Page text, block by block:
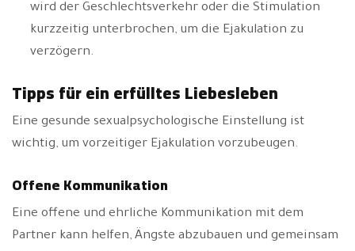
wird der Geschlechtsverkehr oder die Stimulation
kurzzeitig unterbrochen, um die Ejakulation zu
verzögern.
Tipps für ein erfülltes Liebesleben
Eine gesunde sexualpsychologische Einstellung ist
wichtig, um vorzeitiger Ejakulation vorzubeugen.
Offene Kommunikation
Eine offene und ehrliche Kommunikation mit dem
Partner kann helfen, Ängste abzubauen und gemeinsam